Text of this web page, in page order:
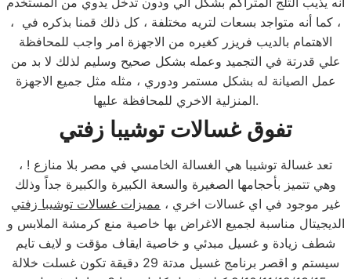
، كما أنه متواجد بسعات لتريه مختلفة ، كل ذلك قمنا بذكره في ،
الاهتمام بالديب فريزر كغيره من الاجهزة امر واجب للمحافظة
علي قدرتة في التجميد وعمله بشكل صحيح وسليم لذلك لا بد من
عمل الصيانة له بشكل مستمر ودوري ، مثله مثل جميع الاجهزة
المنزلية الاخري للمحافظة عليها.
تفوق غسالات توشيبا زفتي
تعد غسالة توشيبا هي الغسالة الخامسي في مصر بلا منازع ! ،
وهي تتميز بأحجامها الصغيرة والسعة الكبيرة والكبيرة جداً وذلك
غير موجود في اي غسالات اخري ، مميزات غسالات توشيبا زفتي
الديجيتال مناسبة لجميع الاغراض بها خاصية منع كرمشة الملابس و
شطف زيادة و غسيل مبدئي و خاصية ايقاف مؤقت و لايف تايم
سيستم و اقصر برنامج غسيل مدتة 29 دقيقة تكون غسلت خلالة